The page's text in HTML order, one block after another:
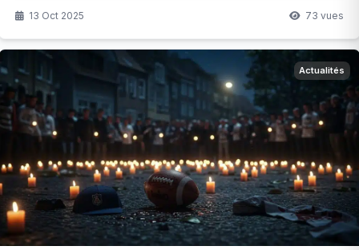
13 Oct 2025 73 vues
Actualités